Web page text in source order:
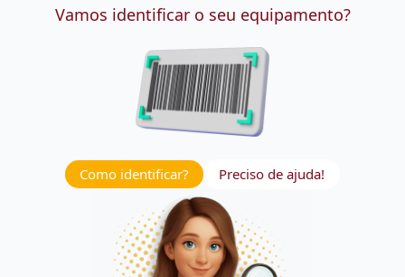
Vamos identificar o seu equipamento?
Como identificar? Preciso de ajuda!